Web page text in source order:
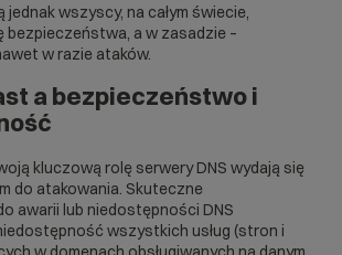
jednak wszyscy, na całym świecie,
bezpieczeństwa, a w zasadzie –
w razie ataków.
a bezpieczeństwo i
kluczową rolę serwery DNS wydają się
do atakowania. Skuteczne
awarii lub niedostępności DNS
wszystkich usług (stron i